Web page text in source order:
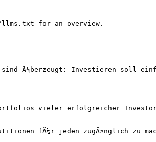
/llms.txt for an overview.
Ã¼berzeugt: Investieren soll
vieler erfolgreicher
fÃ¼r jeden zugÃ¤nglich zu